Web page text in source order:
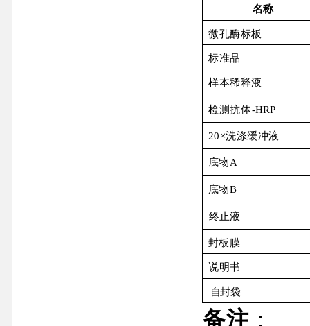
名称
微孔酶标板
标准品
样本稀释液
检测抗体-HRP
20×洗涤缓冲液
底物A
底物B
终止液
封板膜
说明书
自封袋
备注：